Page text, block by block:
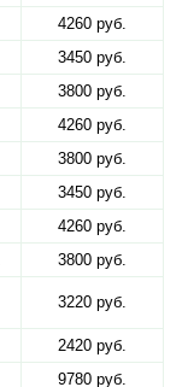
4260 руб.
3450 руб.
3800 руб.
4260 руб.
3800 руб.
3450 руб.
4260 руб.
3800 руб.
3220 руб.
2420 руб.
9780 руб.